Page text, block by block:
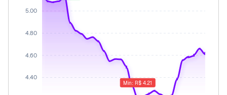
5.00
4.80
4.60
4.40
Min: R$ 4.21